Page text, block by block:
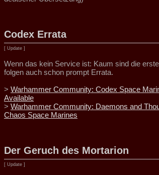
Codex Errata
[ Update ]
Wenn das kein Service ist: Kaum sind die
folgen auch schon prompt Errata.
> Warhammer Community: Codex Space
Available
> Warhammer Community: Daemons and
Chaos Space Marines
Der Geruch des Mortarion
[ Update ]